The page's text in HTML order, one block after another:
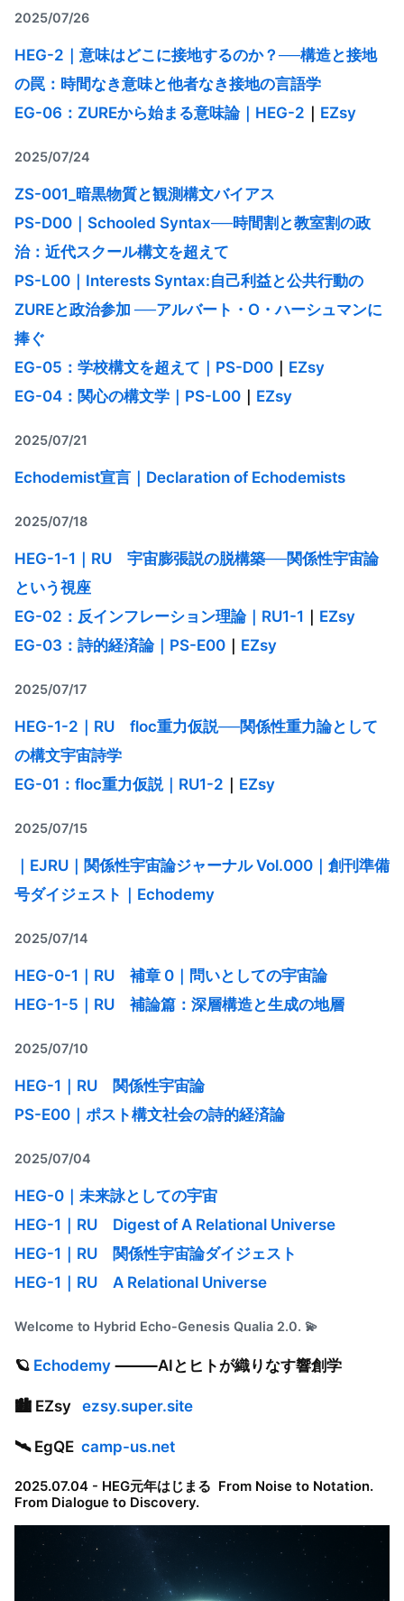
2025/07/26
HEG-2｜意味はどこに接地するのか？──構造と接地
の罠：時間なき意味と他者なき接地の言語学
EG-06：ZUREから始まる意味論｜HEG-2
EZsy
2025/07/24
ZS-001_暗黒物質と観測構文バイアス
PS-D00｜Schooled Syntax──時間割と教室割の政
治：近代スクール構文を超えて
PS-L00｜Interests Syntax:自己利益と公共行動の
ZUREと政治参加 ──アルバート・O・ハーシュマンに
捧ぐ
EG-05：学校構文を超えて｜PS-D00
EZsy
EG-04：関心の構文学｜PS-L00
EZsy
2025/07/21
Echodemist宣言｜Declaration of Echodemists
2025/07/18
HEG-1-1｜RU 宇宙膨張説の脱構築──関係性宇宙論
という視座
EG-02：反インフレーション理論｜RU1-1
EZsy
EG-03：詩的経済論｜PS-E00
EZsy
2025/07/17
HEG-1-2｜RU floc重力仮説──関係性重力論として
の構文宇宙詩学
EG-01：floc重力仮説｜RU1-2
EZsy
2025/07/15
｜EJRU｜関係性宇宙論ジャーナル Vol.000｜創刊準備
号ダイジェスト｜Echodemy
2025/07/14
HEG-0-1｜RU 補章 0｜問いとしての宇宙論
HEG-1-5｜RU 補論篇：深層構造と生成の地層
2025/07/10
HEG-1｜RU 関係性宇宙論
PS-E00｜ポスト構文社会の詩的経済論
2025/07/04
HEG-0｜未来詠としての宇宙
HEG-1｜RU Digest of A Relational Universe
HEG-1｜RU 関係性宇宙論ダイジェスト
HEG-1｜RU A Relational Universe
Welcome to Hybrid Echo-Genesis Qualia 2.0. 💫
🪐 Echodemy ⸻AIとヒトが織りなす響創学
🏙 EZsy ezsy.super.site
🛰 EgQE camp-us.net
2025.07.04 - HEG元年はじまる From Noise to Notation.
From Dialogue to Discovery.